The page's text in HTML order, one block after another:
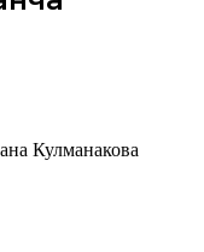
Кулманакова